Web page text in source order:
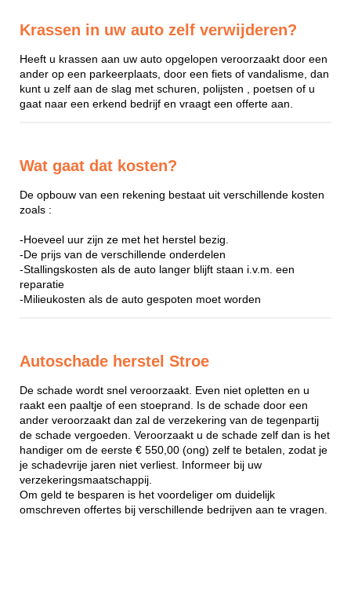
Krassen in uw auto zelf verwijderen?
Heeft u krassen aan uw auto opgelopen veroorzaakt door een
ander op een parkeerplaats, door een fiets of vandalisme, dan
kunt u zelf aan de slag met schuren, polijsten , poetsen of u
gaat naar een erkend bedrijf en vraagt een offerte aan.
Wat gaat dat kosten?
De opbouw van een rekening bestaat uit verschillende kosten
zoals :
-Hoeveel uur zijn ze met het herstel bezig.
-De prijs van de verschillende onderdelen
-Stallingskosten als de auto langer blijft staan i.v.m. een
reparatie
-Milieukosten als de auto gespoten moet worden
Autoschade herstel Stroe
De schade wordt snel veroorzaakt. Even niet opletten en u
raakt een paaltje of een stoeprand. Is de schade door een
ander veroorzaakt dan zal de verzekering van de tegenpartij
de schade vergoeden. Veroorzaakt u de schade zelf dan is het
handiger om de eerste € 550,00 (ong) zelf te betalen, zodat je
je schadevrije jaren niet verliest. Informeer bij uw
verzekeringsmaatschappij.
Om geld te besparen is het voordeliger om duidelijk
omschreven offertes bij verschillende bedrijven aan te vragen.